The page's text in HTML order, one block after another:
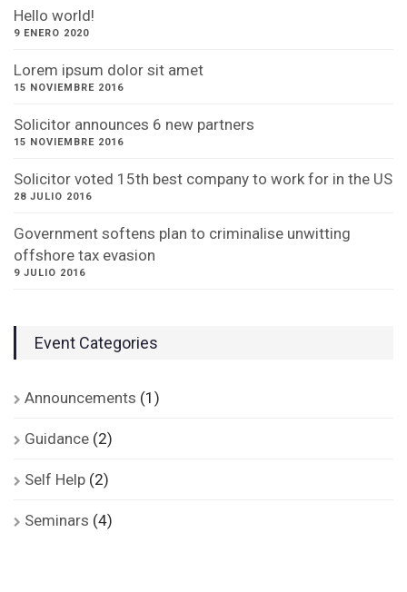
Hello world!
9 ENERO 2020
Lorem ipsum dolor sit amet
15 NOVIEMBRE 2016
Solicitor announces 6 new partners
15 NOVIEMBRE 2016
Solicitor voted 15th best company to work for in the US
28 JULIO 2016
Government softens plan to criminalise unwitting
offshore tax evasion
9 JULIO 2016
Event Categories
Announcements (1)
Guidance (2)
Self Help (2)
Seminars (4)